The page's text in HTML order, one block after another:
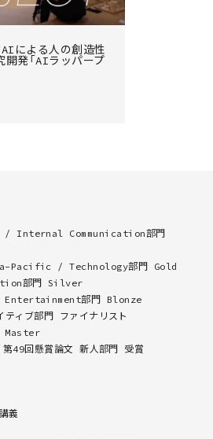
AIによる人の創造性
開発「AIラッパープ
/ Internal Communication部門
Pacific / Technology部門 Gold
部門 Silver
部門 Blonze
ィブ部門 ファイナリスト
Master
49回懸賞論文 新人部門 受賞
義